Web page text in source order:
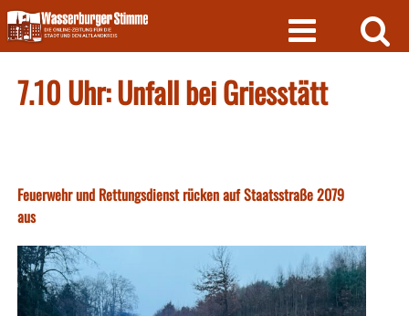
Skip
to
content
7.10 Uhr: Unfall bei Griesstätt
Feuerwehr und Rettungsdienst rücken auf Staatsstraße 2079
aus